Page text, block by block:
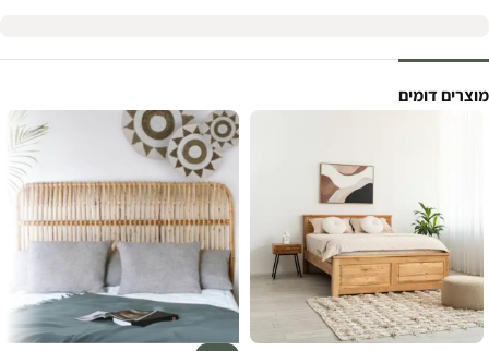
מוצרים דומים